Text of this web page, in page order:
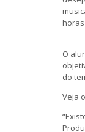
O
do
Veja